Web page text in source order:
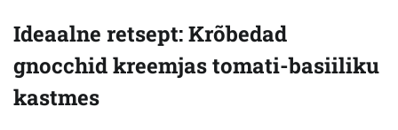
Ideaalne retsept: Krõbedad
gnocchid kreemjas tomati-basiiliku
kastmes